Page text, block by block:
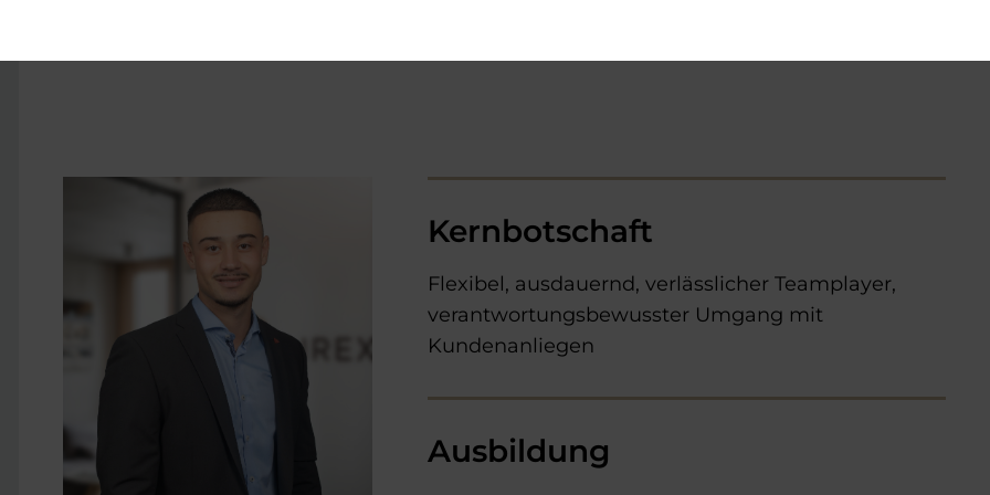
Kernbotschaft
Flexibel, ausdauernd, verlässlicher Teamplayer,
verantwortungsbewusster Umgang mit
Kundenanliegen
Ausbildung